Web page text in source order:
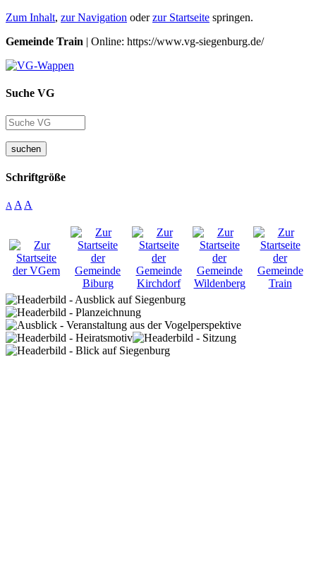
Zum Inhalt, zur Navigation oderzur Startseite springen.
Gemeinde Train | Online: https://www.vg-siegenburg.de/
Suche VG
suchen
Schriftgröße
A A A